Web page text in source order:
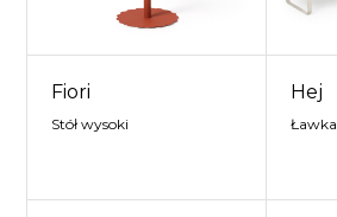
Fiori
Stół wysoki
Hej
Ławka